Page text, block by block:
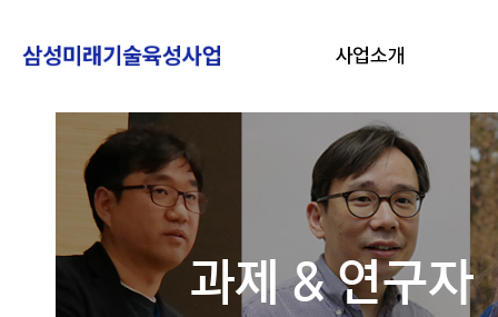
사업소개
과제 & 연구자